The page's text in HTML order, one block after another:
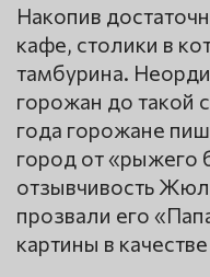
Накопив
кафе, столики в
тамбурина.
горожан до такой
года горожане
город от «рыжего
отзывчивость
прозвали его
картины в